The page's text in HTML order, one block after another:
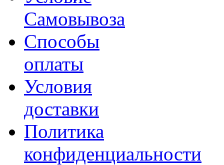
Самовывоза
Способы
оплаты
Условия
доставки
Политика
конфиденциальности